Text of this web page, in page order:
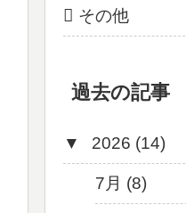
その他
過去の記事
▼ 2026 (14)
7月 (8)